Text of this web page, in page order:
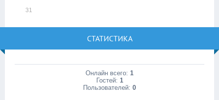
31
СТАТИСТИКА
Онлайн всего: 1
Гостей: 1
Пользователей: 0